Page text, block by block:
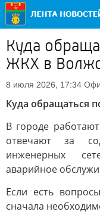
Куда
ЖКХ в
8 июля 2026, 17:34
Куда обращаться
В городе
отвечают за
инженерных
аварийное
Если есть
сначала